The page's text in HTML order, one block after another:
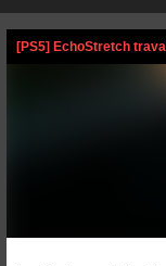
[PS5] EchoStretch